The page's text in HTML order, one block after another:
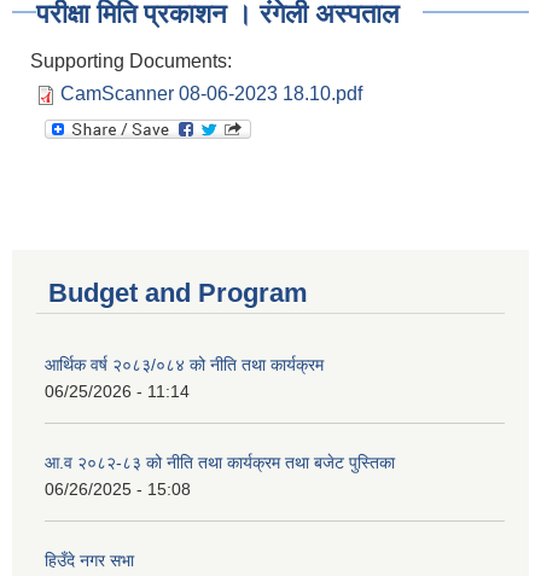
परीक्षा मिति प्रकाशन । रंगेली अस्पताल
Supporting Documents:
CamScanner 08-06-2023 18.10.pdf
Budget and Program
आर्थिक वर्ष २०८३/०८४ को नीति तथा कार्यक्रम
06/25/2026 - 11:14
आ.व २०८२-८३ को नीति तथा कार्यक्रम तथा बजेट पुस्तिका
06/26/2025 - 15:08
हिउँदे नगर सभा